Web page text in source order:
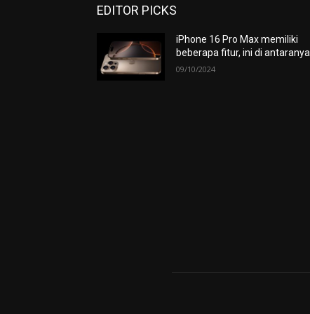
EDITOR PICKS
iPhone 16 Pro Max memiliki
beberapa fitur, ini di antaranya
09/10/2024